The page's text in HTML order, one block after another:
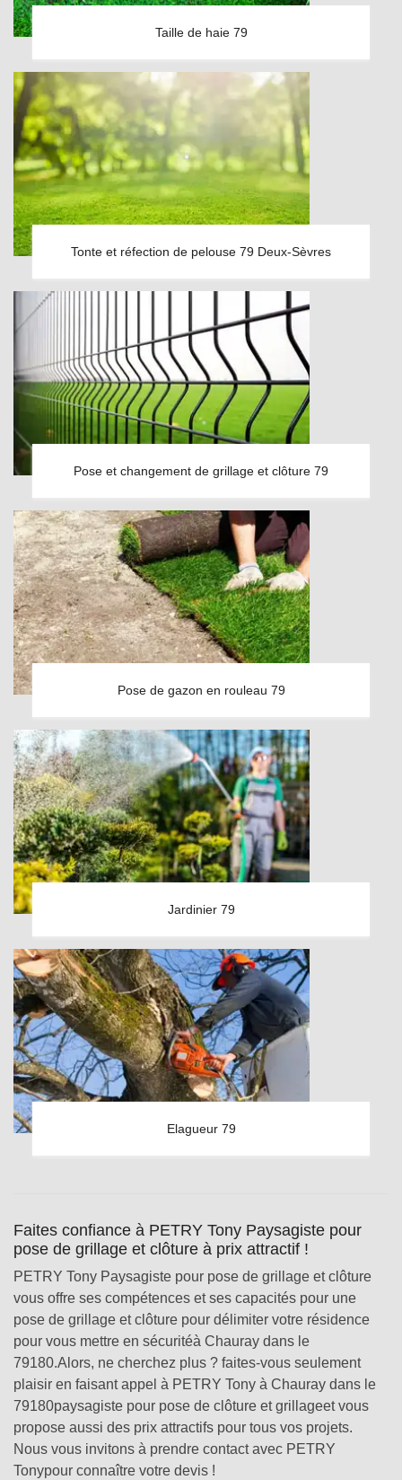
Taille de haie 79
Tonte et réfection de pelouse 79 Deux-Sèvres
Pose et changement de grillage et clôture 79
Pose de gazon en rouleau 79
Jardinier 79
Elagueur 79
Faites confiance à PETRY Tony Paysagiste pour
pose de grillage et clôture à prix attractif !
PETRY Tony Paysagiste pour pose de grillage et clôture
vous offre ses compétences et ses capacités pour une
pose de grillage et clôture pour délimiter votre résidence
pour vous mettre en sécuritéà Chauray dans le
79180.Alors, ne cherchez plus ? faites-vous seulement
plaisir en faisant appel à PETRY Tony à Chauray dans le
79180paysagiste pour pose de clôture et grillageet vous
propose aussi des prix attractifs pour tous vos projets.
Nous vous invitons à prendre contact avec PETRY
Tonypour connaître votre devis !